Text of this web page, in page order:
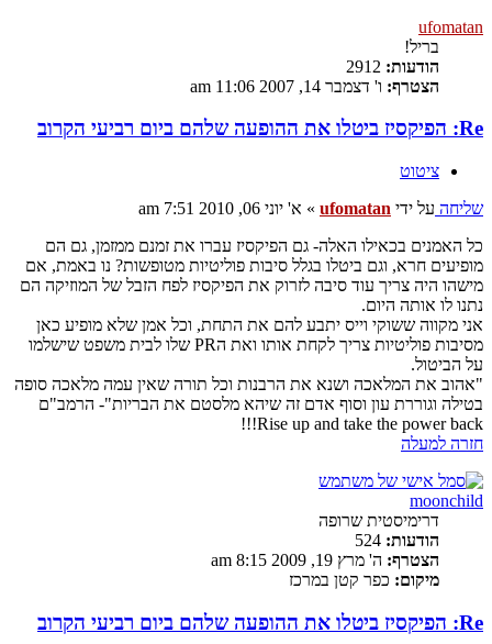
ufomatan
בריל!
הודעות:
הצטרף: ו' דצמבר 14, 2007 11:06 am
Re: הפיקסיז ביטלו את ההופעה שלהם ביום רביעי הקרוב
ציטוט
שליחה על ידי ufomatan
» א' יוני 06, 2010 7:51 am
כל האמנים בכאילו האלה- גם הפיקסיז עברו את זמנם ממזמן, גם הם
מופיעים חרא, וגם ביטלו בגלל סיבות פוליטיות מטופשות? נו באמת, אם
מישהו היה צריך עוד סיבה לזרוק את הפיקסיז לפח הזבל של המוזיקה הם
נתנו לו אותה היום.
אני מקווה ששוקי וייס יתבע להם את התחת, וכל אמן שלא מופיע כאן
מסיבות פוליטיות צריך לקחת אותו ואת הPR שלו לבית משפט שישלמו
על הביטול.
"אהוב את המלאכה ושנא את הרבנות וכל תורה שאין עמה מלאכה סופה
בטילה וגוררת עון וסוף אדם זה שיהא מלסטם את הבריות"- הרמב"ם
Rise up and take the power back!!!
חזרה למעלה
moonchild
דרימיסטית שרופה
הודעות:
הצטרף: ה' מרץ 19, 2009 8:15 am
מיקום: כפר קטן במרכז
Re: הפיקסיז ביטלו את ההופעה שלהם ביום רביעי הקרוב